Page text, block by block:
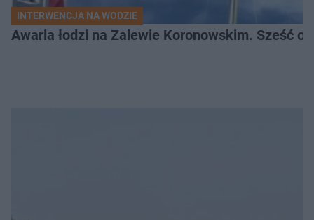
INTERWENCJA NA WODZIE
Awaria łodzi na Zalewie Koronowskim. Sześć